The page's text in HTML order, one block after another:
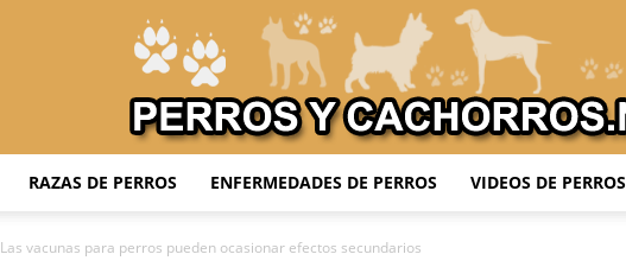
RAZAS DE PERROS ENFERMEDADES DE PERROS VIDEOS DE PERROS
Las vacunas para perros pueden ocasionar efectos secundarios